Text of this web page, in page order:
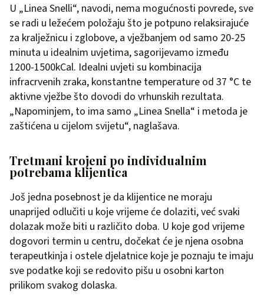
U „Linea Snelli“, navodi, nema mogućnosti povrede, sve
se radi u ležećem položaju što je potpuno relaksirajuće
za kralježnicu i zglobove, a vježbanjem od samo 20-25
minuta u idealnim uvjetima, sagorijevamo između
1200-1500kCal. Idealni uvjeti su kombinacija
infracrvenih zraka, konstantne temperature od 37 °C te
aktivne vježbe što dovodi do vrhunskih rezultata.
„Napominjem, to ima samo „Linea Snella“ i metoda je
zaštićena u cijelom svijetu“, naglašava.
Tretmani krojeni po individualnim
potrebama klijentica
Još jedna posebnost je da klijentice ne moraju
unaprijed odlučiti u koje vrijeme će dolaziti, već svaki
dolazak može biti u različito doba. U koje god vrijeme
dogovori termin u centru, dočekat će je njena osobna
terapeutkinja i ostele djelatnice koje je poznaju te imaju
sve podatke koji se redovito pišu u osobni karton
prilikom svakog dolaska.